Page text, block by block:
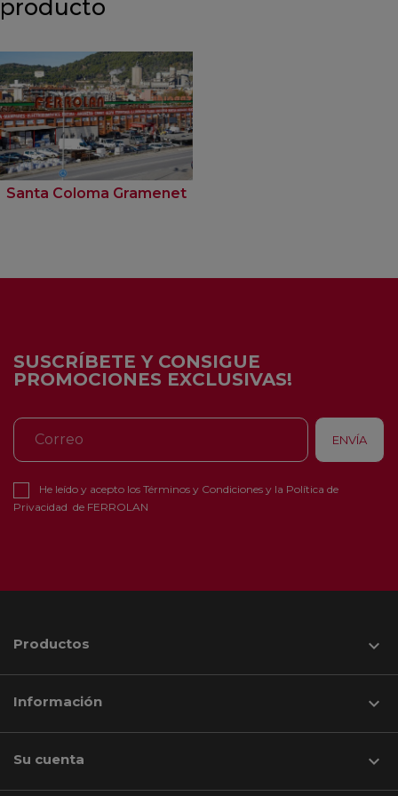
producto
Santa Coloma Gramenet
SUSCRÍBETE Y CONSIGUE
PROMOCIONES EXCLUSIVAS!
He leído y acepto los Términos y Condiciones y la Política de
Privacidad de FERROLAN
Productos 
Información 
Su cuenta 